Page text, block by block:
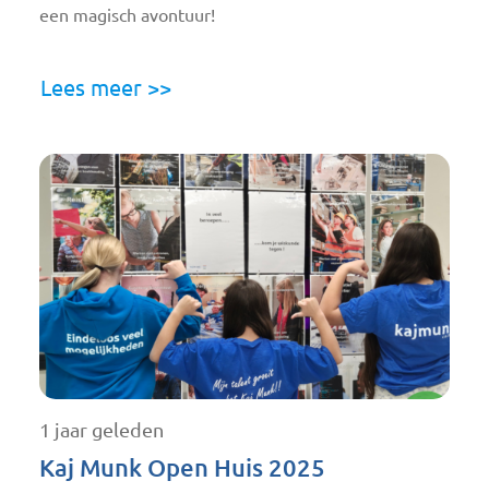
een magisch avontuur!
Lees meer >>
1 jaar geleden
Kaj Munk Open Huis 2025